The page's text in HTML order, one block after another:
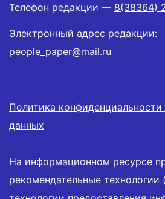
Телефон редакции — 8(38364)
Электронный адрес редакции:
people_paper@mail.ru
Политика конфиденциальности
данных
На информационном ресурсе
рекомендательные